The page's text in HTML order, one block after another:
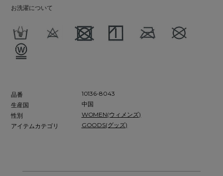
お洗濯について
品番
10136-8043
生産国
中国
性別
WOMEN(ウィメンズ)
アイテムカテゴリ
GOODS(グッズ)